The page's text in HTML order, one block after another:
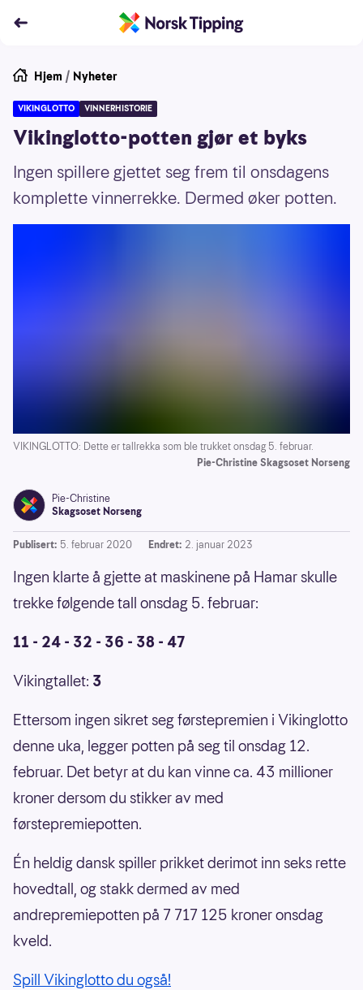
Hjem / Nyheter
VIKINGLOTTO VINNERHISTORIE
Vikinglotto-potten gjør et byks
Ingen spillere gjettet seg frem til onsdagens
komplette vinnerrekke. Dermed øker potten.
VIKINGLOTTO: Dette er tallrekka som ble trukket onsdag 5. februar.
Pie-Christine Skagsoset Norseng
Pie-Christine
Skagsoset Norseng
Publisert: 5. februar 2020 Endret: 2. januar 2023
Ingen klarte å gjette at maskinene på Hamar skulle
trekke følgende tall onsdag 5. februar:
11 - 24 - 32 - 36 - 38 - 47
Vikingtallet: 3
Ettersom ingen sikret seg førstepremien i Vikinglotto
denne uka, legger potten på seg til onsdag 12.
februar. Det betyr at du kan vinne ca. 43 millioner
kroner dersom du stikker av med
førstepremiepotten.
Én heldig dansk spiller prikket derimot inn seks rette
hovedtall, og stakk dermed av med
andrepremiepotten på 7 717 125 kroner onsdag
kveld.
Spill Vikinglotto du også!